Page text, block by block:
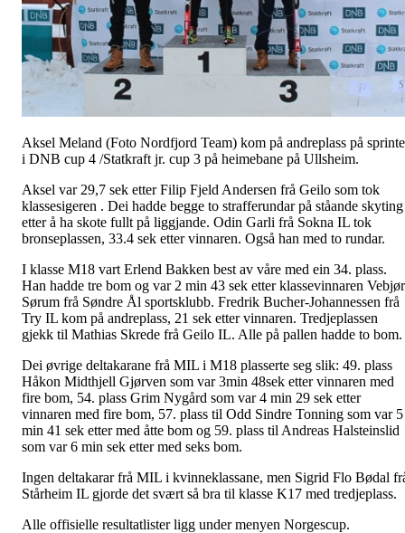
Aksel Meland (Foto Nordfjord Team) kom på andreplass på
i DNB cup 4 /Statkraft jr. cup 3 på heimebane på Ullsheim.
Aksel var 29,7 sek etter Filip Fjeld Andersen frå Geilo som tok
klassesigeren . Dei hadde begge to strafferundar på ståande skyting
etter å ha skote fullt på liggjande. Odin Garli frå Sokna IL tok
bronseplassen, 33.4 sek etter vinnaren. Også han med to rundar.
I klasse M18 vart Erlend Bakken best av våre med ein 34. plass.
Han hadde tre bom og var 2 min 43 sek etter klassevinnaren
Sørum frå Søndre Ål sportsklubb. Fredrik Bucher-Johannessen frå
Try IL kom på andreplass, 21 sek etter vinnaren. Tredjeplassen
gjekk til Mathias Skrede frå Geilo IL. Alle på pallen hadde to bom.
Dei øvrige deltakarane frå MIL i M18 plasserte seg slik: 49. plass
Håkon Midthjell Gjørven som var 3min 48sek etter vinnaren med
fire bom, 54. plass Grim Nygård som var 4 min 29 sek etter
vinnaren med fire bom, 57. plass til Odd Sindre Tonning som var 5
min 41 sek etter med åtte bom og 59. plass til Andreas Halsteinslid
som var 6 min sek etter med seks bom.
Ingen deltakarar frå MIL i kvinneklassane, men Sigrid Flo Bødal
Stårheim IL gjorde det svært så bra til klasse K17 med tredjeplass.
Alle offisielle resultatlister ligg under menyen Norgescup.